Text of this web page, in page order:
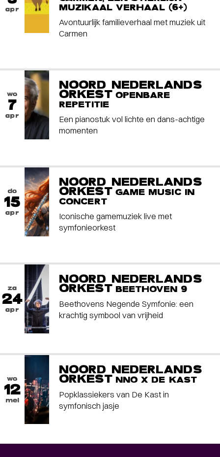
apr
MUZIKAAL VERHAAL (6+)
Avontuurlijk familieverhaal met muziek uit
Carmen
wo
7
apr
NOORD NEDERLANDS
ORKEST OPENBARE
REPETITIE
Een pianostuk vol lichte en dans-achtige
momenten
do
15
apr
NOORD NEDERLANDS
ORKEST GAME MUSIC IN
CONCERT
Iconische gamemuziek live met
symfonieorkest
za
24
apr
NOORD NEDERLANDS
ORKEST BEETHOVEN 9
Beethovens Negende Symfonie: een
krachtig symbool van vrijheid
wo
12
mei
NOORD NEDERLANDS
ORKEST NNO X DE KAST
Popklassiekers van De Kast in
symfonisch jasje